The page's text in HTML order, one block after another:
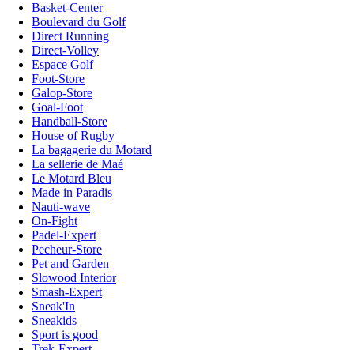
Basket-Center
Boulevard du Golf
Direct Running
Direct-Volley
Espace Golf
Foot-Store
Galop-Store
Goal-Foot
Handball-Store
House of Rugby
La bagagerie du Motard
La sellerie de Maé
Le Motard Bleu
Made in Paradis
Nauti-wave
On-Fight
Padel-Expert
Pecheur-Store
Pet and Garden
Slowood Interior
Smash-Expert
Sneak'In
Sneakids
Sport is good